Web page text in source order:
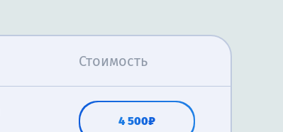
Стоимость
4 500₽